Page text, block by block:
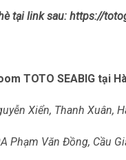
tại link sau: https://
TOTO SEABIG tại
Xiển, Thanh Xuân,
Phạm Văn Đồng, Cầu